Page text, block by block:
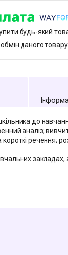
будь-який
даного товару
до
аналіз;
короткі речення;
закладах,